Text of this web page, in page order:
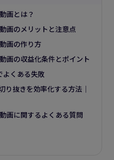
画とは？
画のメリットと注意点
画の作り方
画の収益化条件とポイント
よくある失敗
り抜きを効率化する方法｜
画に関するよくある質問